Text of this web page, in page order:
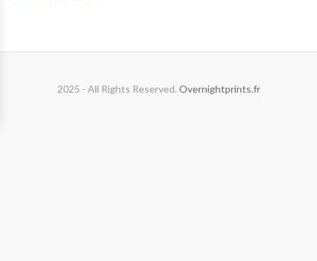
2025 - All Rights Reserved. Overnightprints.fr